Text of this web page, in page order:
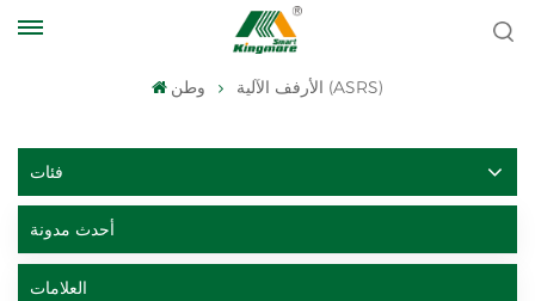
وطن الأرفف الآلية (ASRS)
فئات
أحدث مدونة
العلامات